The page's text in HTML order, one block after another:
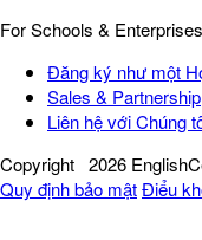
For Schools & Enterprises
Đăng ký như một
Sales & Partnership
Liên hệ với Chúng
Copyright 2026
Quy định bảo mậtĐiểu